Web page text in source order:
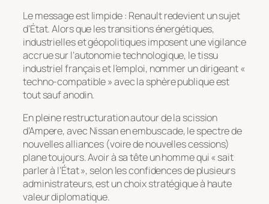
Le message est limpide : Renault redevient un sujet
d’État. Alors que les transitions énergétiques,
industrielles et géopolitiques imposent une vigilance
accrue sur l’autonomie technologique, le tissu
industriel français et l’emploi, nommer un dirigeant «
techno-compatible » avec la sphère publique est
tout sauf anodin.
En pleine restructuration autour de la scission
d’Ampere, avec Nissan en embuscade, le spectre de
nouvelles alliances (voire de nouvelles cessions)
plane toujours. Avoir à sa tête un homme qui « sait
parler à l’État », selon les confidences de plusieurs
administrateurs, est un choix stratégique à haute
valeur diplomatique.